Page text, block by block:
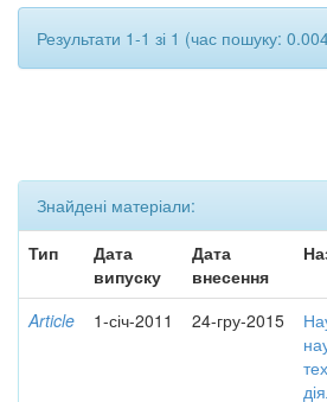
Результати 1-1 зі 1 (час пошуку:
Знайдені матеріали:
Тип
Дата
випуску
Дата
внесення
Article 1-січ-2011 24-гру-2015